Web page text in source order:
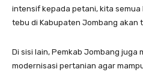
intensif kepada petani, kita
tebu di Kabupaten Jombang akan
Di sisi lain, Pemkab Jombang juga
modernisasi pertanian agar